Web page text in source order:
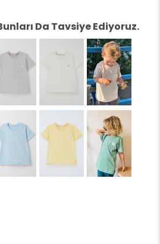
Da Tavsiye Ediyoruz.